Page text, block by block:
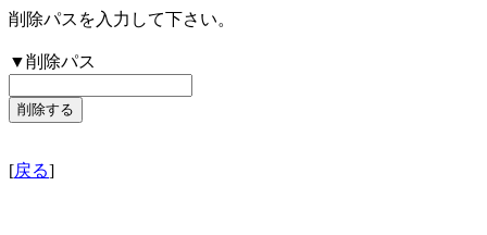
削除パスを入力して下さい。
▼削除パス
[戻る]